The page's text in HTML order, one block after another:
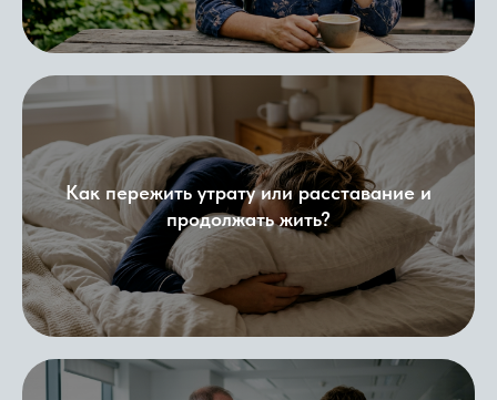
Как пережить утрату или расставание и
продолжать жить?